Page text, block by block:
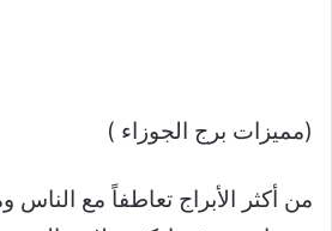
(مميزات برج الجوزاء )
من أكثر الأبراج تعاطفاً مع الناس